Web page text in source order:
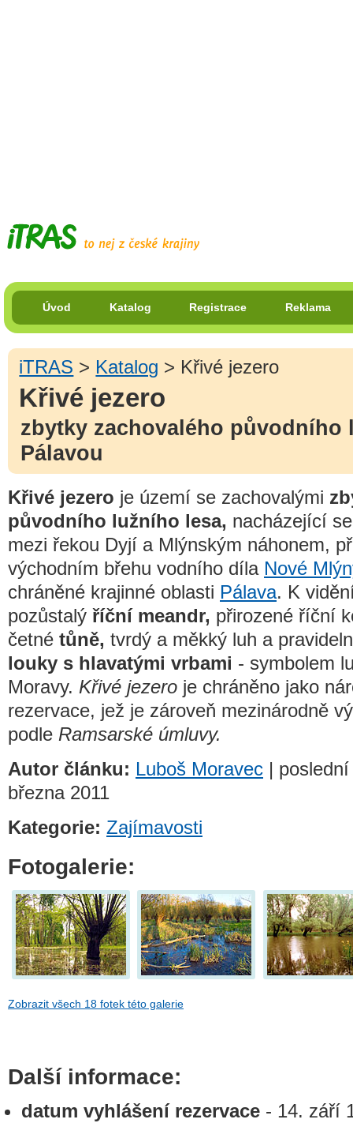
Úvod Katalog Registrace Reklama
iTRAS > Katalog > Křivé jezero
Křivé jezero
zbytky zachovalého původního
Pálavou
Křivé jezero je území se zachovalými
původního lužního lesa, nacházející
mezi řekou Dyjí a Mlýnským náhonem,
východním břehu vodního díla Nové
chráněné krajinné oblasti Pálava. K
pozůstalý říční meandr, přirozené říční
četné tůně, tvrdý a měkký luh a
louky s hlavatými vrbami - symbolem
Moravy. Křivé jezero je chráněno jako
rezervace, jež je zároveň mezinárodně
podle Ramsarské úmluvy.
Autor článku: Luboš Moravec |
března 2011
Kategorie: Zajímavosti
Fotogalerie:
Zobrazit všech 18 fotek této galerie
Další informace:
datum vyhlášení rezervace - 14. září